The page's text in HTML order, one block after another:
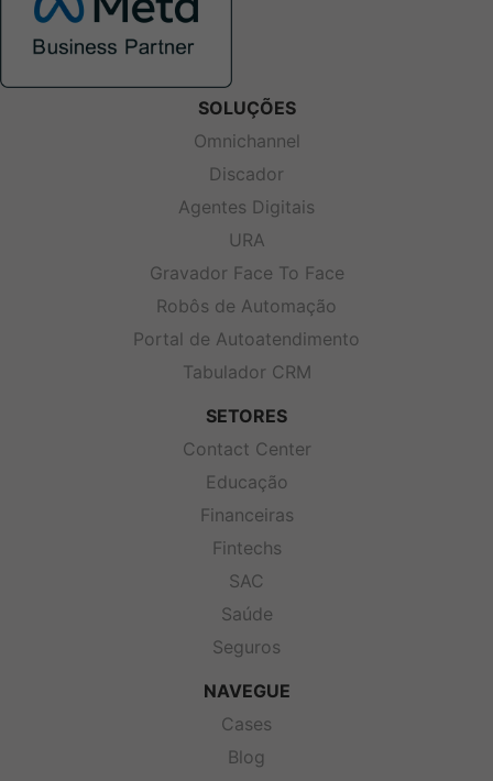
SOLUÇÕES
Omnichannel
Discador
Agentes Digitais
URA
Gravador Face To Face
Robôs de Automação
Portal de Autoatendimento
Tabulador CRM
SETORES
Contact Center
Educação
Financeiras
Fintechs
SAC
Saúde
Seguros
NAVEGUE
Cases
Blog